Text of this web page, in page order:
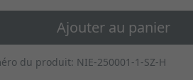
Ajouter au panier
du produit: NIE-250001-1-SZ-H